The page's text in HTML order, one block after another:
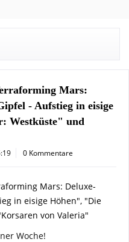
Mars:
- Aufstieg in eisige
Westküste" und
0 Kommentare
Woche!